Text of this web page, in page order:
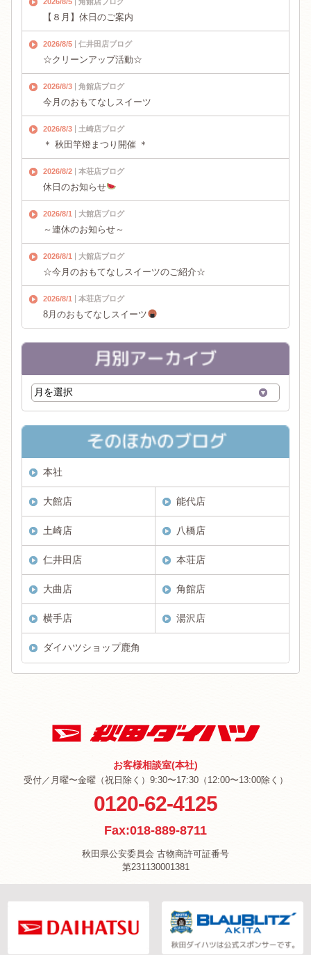
【８月】休日のご案内
2026/8/5 仁井田店ブログ
☆クリーンアップ活動☆
2026/8/3 角館店ブログ
今月のおもてなしスイーツ
2026/8/3 土崎店ブログ
＊ 秋田竿燈まつり開催 ＊
2026/8/2 本荘店ブログ
休日のお知らせ
2026/8/1 大館店ブログ
～連休のお知らせ～
2026/8/1 大館店ブログ
☆今月のおもてなしスイーツのご紹介☆
2026/8/1 本荘店ブログ
8月のおもてなしスイーツ
本社
大館店 能代店
土崎店 八橋店
仁井田店 本荘店
大曲店 角館店
横手店 湯沢店
ダイハツショップ鹿角
お客様相談室(本社)
受付／月曜〜金曜（祝日除く）9:30〜17:30（12:00〜13:00除く）
0120-62-4125
Fax:018-889-8711
秋田県公安委員会 古物商許可証番号
第231130001381